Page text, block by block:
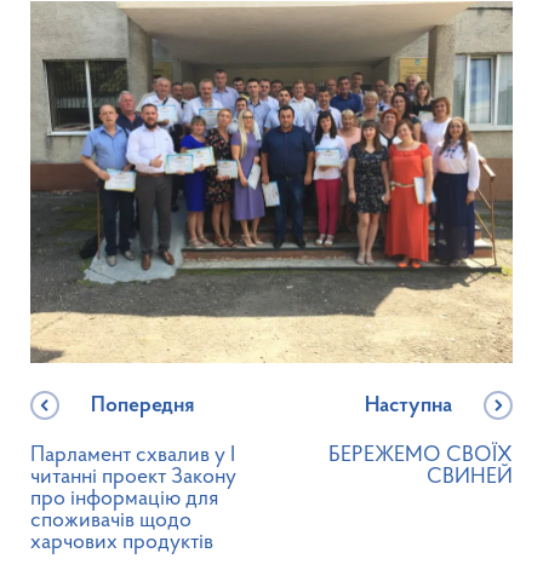
Попередня
Парламент схвалив у І
читанні проект Закону
про інформацію для
споживачів щодо
харчових продуктів
Наступна
БЕРЕЖЕМО СВОЇХ
СВИНЕЙ